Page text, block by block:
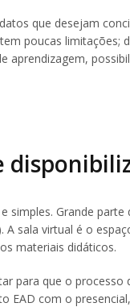
que desejam
poucas limitações;
aprendizagem,
simples. Grande
A sala virtual é o
materiais didáticos.
para que o processo
com o